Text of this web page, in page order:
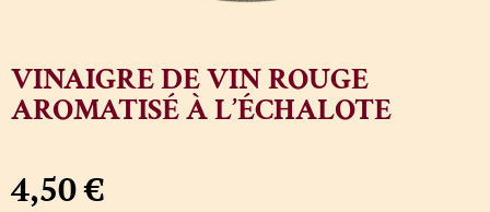
VINAIGRE DE VIN ROUGE
AROMATISÉ À L’ÉCHALOTE
4,50€